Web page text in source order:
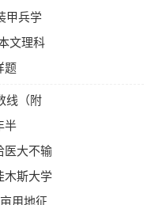
更新，身为教师理应
这种情况。把平常生
置生活方面的情境，
，才能够有进步。我
全面且系统地针对其
。
甲兵学
文理科
题
线（附
半
医大不输
木斯大学
用地征